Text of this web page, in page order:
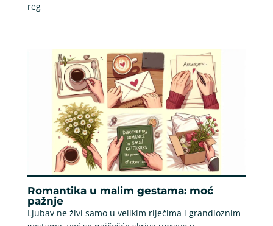
reg
Romantika u malim gestama: moć
pažnje
Ljubav ne živi samo u velikim riječima i grandioznim